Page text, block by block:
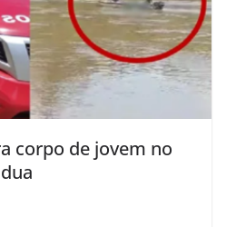
corpo de jovem no